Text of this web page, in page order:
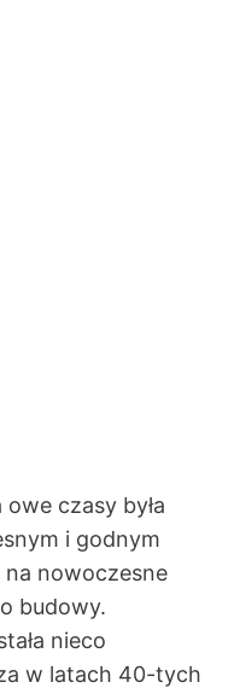
czasy była
i godnym
nowoczesne
budowy.
nieco
w latach 40-tych